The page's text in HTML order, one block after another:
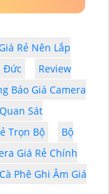
Rẻ Nên Lắp
Đức
Review
Báo Giá Camera
Sát
Trọn Bộ
Bộ
Giá Rẻ Chính
Phê Ghi Âm Giá